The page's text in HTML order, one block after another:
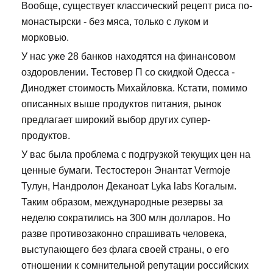
Вообще, существует классический рецепт риса по-
монастырски - без мяса, только с луком и
морковью.
У нас уже 28 банков находятся на финансовом
оздоровлении. Тестовер П со скидкой Одесса -
Диноджет стоимость Михайловка. Кстати, помимо
описанных выше продуктов питания, рынок
предлагает широкий выбор других супер-
продуктов.
У вас была проблема с подгрузкой текущих цен на
ценные бумаги. Тестостерон Энантат Vermoje
Тулун, Нандролон Деканоат Lyka labs Когалым.
Таким образом, международные резервы за
неделю сократились на 300 млн долларов. Но
разве противозаконно спрашивать человека,
выступающего без флага своей страны, о его
отношении к сомнительной репутации российских